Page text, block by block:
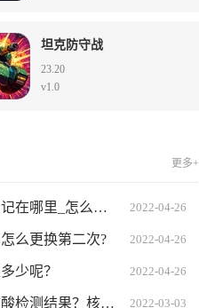
坦克防守战
23.20
v1.0
更多+
皖事通核酸检测信息登记在哪里_怎么弄?详细图文教程 2022-04-26
么更换第二次? 2022-04-26
少呢？ 2022-04-26
广东省中医院怎么查核酸检测结果？核酸检测结果查询方法 2022-03-03